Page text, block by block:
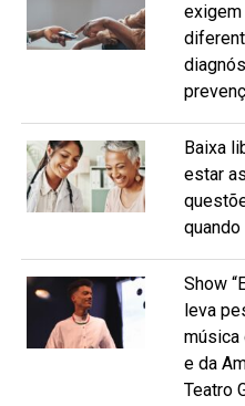
exigem
Baixa
estar
Show
leva
música
e da
Teatro